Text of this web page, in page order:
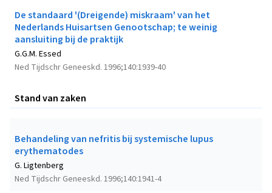
De standaard '(Dreigende) miskraam' van het
Nederlands Huisartsen Genootschap; te weinig
aansluiting bij de praktijk
Ned Tijdschr Geneeskd. 1996;140:1939-40
G.G.M. Essed
Stand van zaken
Behandeling van nefritis bij systemische lupus
erythematodes
Ned Tijdschr Geneeskd. 1996;140:1941-4
G. Ligtenberg